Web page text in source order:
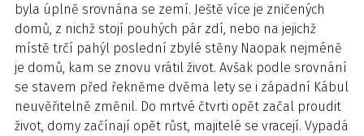
byla úplně srovnána se zemí. Ještě více je zničených
domů, z nichž stojí pouhých pár zdí, nebo na jejichž
místě trčí pahýl poslední zbylé stěny Naopak nejméně
je domů, kam se znovu vrátil život. Avšak podle srovnání
se stavem před řekněme dvěma lety se i západní Kábul
neuvěřitelně změnil. Do mrtvé čtvrti opět začal proudit
život, domy začínají opět růst, majitelé se vracejí. Vypadá